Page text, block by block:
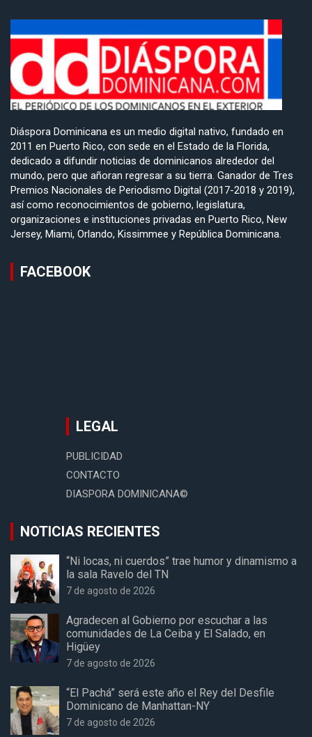
Diáspora Dominicana es un medio digital nativo, fundado en
2011 en Puerto Rico, con sede en el Estado de la Florida,
dedicado a difundir noticias de dominicanos alrededor del
mundo, pero que añoran regresar a su tierra. Ganador de Tres
Premios Nacionales de Periodismo Digital (2017-2018 y 2019),
así como reconocimientos de gobierno, legislatura,
organizaciones e instituciones privadas en Puerto Rico, New
Jersey, Miami, Orlando, Kissimmee y República Dominicana.
FACEBOOK
LEGAL
PUBLICIDAD
CONTACTO
DIASPORA DOMINICANA©
NOTICIAS RECIENTES
“Ni locas, ni cuerdos” trae humor y dinamismo a
la sala Ravelo del TN
7 de agosto de 2026
Agradecen al Gobierno por escuchar a las
comunidades de La Ceiba y El Salado, en
Higüey
7 de agosto de 2026
“El Pachá” será este año el Rey del Desfile
Dominicano de Manhattan-NY
7 de agosto de 2026